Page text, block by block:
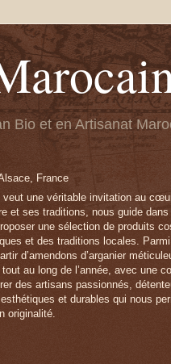
Bio et en Artisanat
France
une véritable invitation au
et ses traditions, nous guide
une sélection de produits
et des traditions locales.
d’amendons d’arganier
au long de l’année, avec une
des artisans passionnés,
et durables qui nous
originalité.